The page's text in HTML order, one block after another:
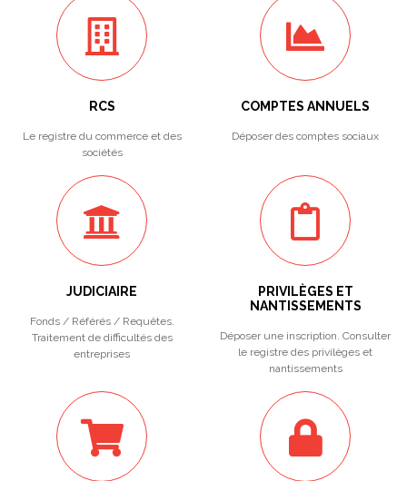
RCS
Le registre du commerce et des
sociétés
COMPTES ANNUELS
Déposer des comptes sociaux
JUDICIAIRE
Fonds / Référés / Requêtes.
Traitement de difficultés des
entreprises
PRIVILÈGES ET
NANTISSEMENTS
Déposer une inscription. Consulter
le registre des privilèges et
nantissements